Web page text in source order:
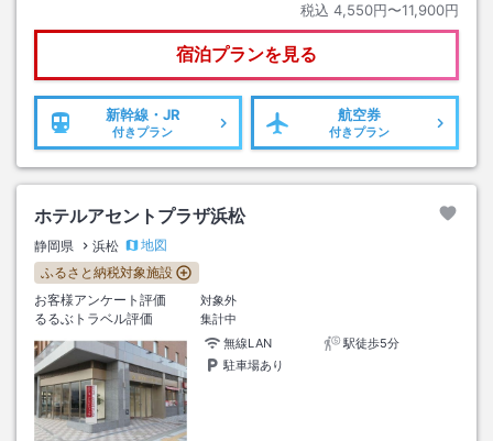
税込 4,550円〜11,900円
宿泊プランを見る
新幹線・JR
付きプラン
航空券
付きプラン
ホテルアセントプラザ浜松
静岡県 浜松
地図
ふるさと納税対象施設
お客様アンケート評価
対象外
るるぶトラベル評価
集計中
無線LAN
駅徒歩5分
駐車場あり